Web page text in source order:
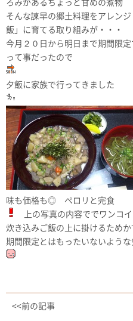
ろみがあるちょっと甘めの煮物
そんな諫早の郷土料理をアレンジ
飯」に育てる取り組みが・・・
今月２０日から明日まで期間限
って事だったので
夕飯に家族で行ってきました
味も価格も◎ ぺロリと完食
上の写真の内容ででワンコイ
炊き込みご飯の上に掛けるため
期間限定とはもったいないような
<<前の記事